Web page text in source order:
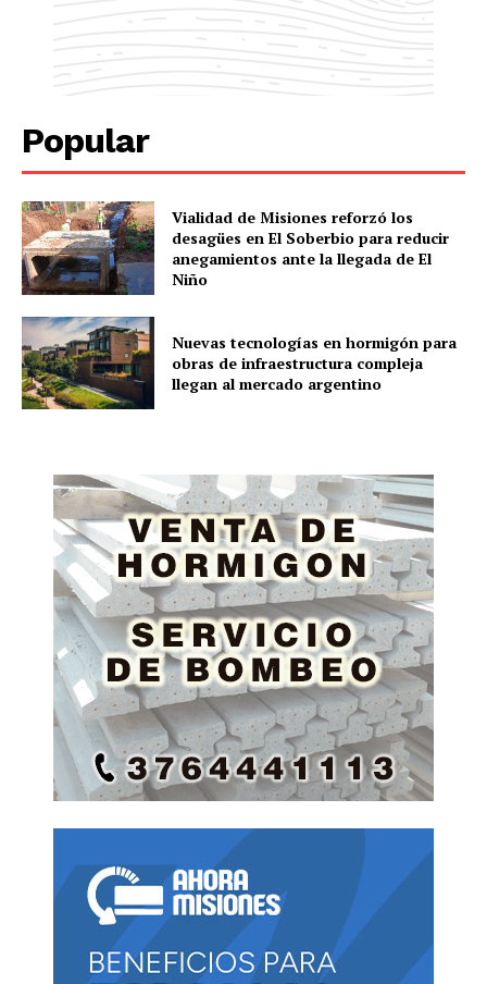
Popular
Vialidad de Misiones reforzó los
desagües en El Soberbio para reducir
anegamientos ante la llegada de El
Niño
Nuevas tecnologías en hormigón para
obras de infraestructura compleja
llegan al mercado argentino